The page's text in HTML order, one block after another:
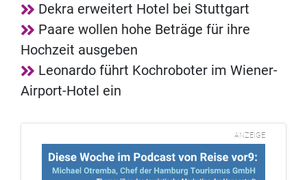
Dekra erweitert Hotel bei Stuttgart
Paare wollen hohe Beträge für ihre
Hochzeit ausgeben
Leonardo führt Kochroboter im Wiener-
Airport-Hotel ein
ANZEIGE